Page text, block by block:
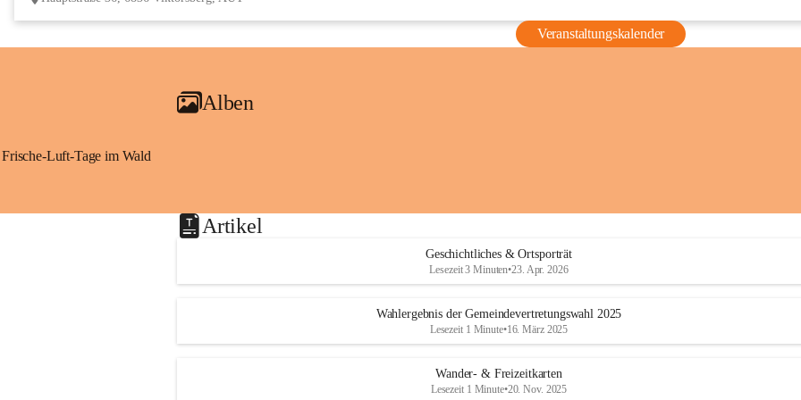
Veranstaltungskalender
Alben
Frische-Luft-Tage im Wald
Artikel
Geschichtliches & Ortsporträt
Lesezeit 3 Minuten•23. Apr. 2026
Wahlergebnis der Gemeindevertretungswahl 2025
Lesezeit 1 Minute•16. März 2025
Wander- & Freizeitkarten
Lesezeit 1 Minute•20. Nov. 2025